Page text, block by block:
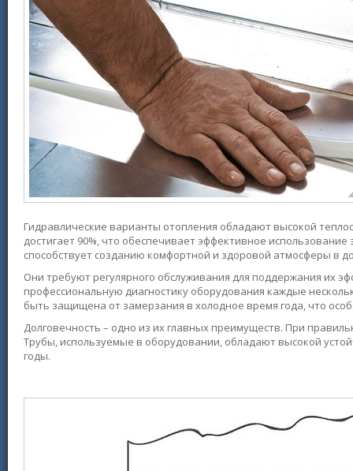
Гидравлические варианты отопления обладают высокой
достигает 90%, что обеспечивает эффективное
способствует созданию комфортной и здоровой атмосферы в
Они требуют регулярного обслуживания для поддержания их
профессиональную диагностику оборудования каждые
быть защищена от замерзания в холодное время года, что
Долговечность – одно из их главных преимуществ. При
Трубы, используемые в оборудовании, обладают высокой
годы.